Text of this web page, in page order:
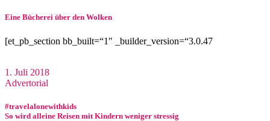
Eine Bücherei über den Wolken
[et_pb_section bb_built=“1″ _builder_version=“3.0.47
1. Juli 2018
Advertorial
#travelalonewithkids
So wird alleine Reisen mit Kindern weniger stressig